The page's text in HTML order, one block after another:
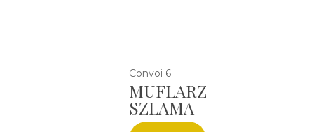
Convoi 6
MUFLARZ
SZLAMA